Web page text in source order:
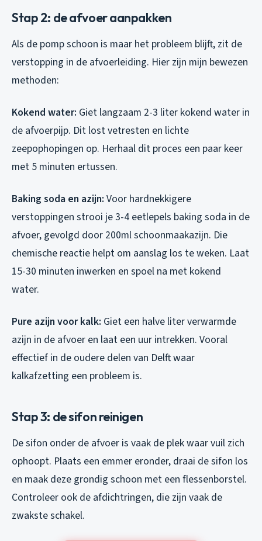
Stap 2: de afvoer aanpakken
Als de pomp schoon is maar het probleem blijft, zit de
verstopping in de afvoerleiding. Hier zijn mijn bewezen
methoden:
Kokend water: Giet langzaam 2-3 liter kokend water in
de afvoerpijp. Dit lost vetresten en lichte
zeepophopingen op. Herhaal dit proces een paar keer
met 5 minuten ertussen.
Baking soda en azijn: Voor hardnekkigere
verstoppingen strooi je 3-4 eetlepels baking soda in de
afvoer, gevolgd door 200ml schoonmaakazijn. Die
chemische reactie helpt om aanslag los te weken. Laat
15-30 minuten inwerken en spoel na met kokend
water.
Pure azijn voor kalk: Giet een halve liter verwarmde
azijn in de afvoer en laat een uur intrekken. Vooral
effectief in de oudere delen van Delft waar
kalkafzetting een probleem is.
Stap 3: de sifon reinigen
De sifon onder de afvoer is vaak de plek waar vuil zich
ophoopt. Plaats een emmer eronder, draai de sifon los
en maak deze grondig schoon met een flessenborstel.
Controleer ook de afdichtringen, die zijn vaak de
zwakste schakel.